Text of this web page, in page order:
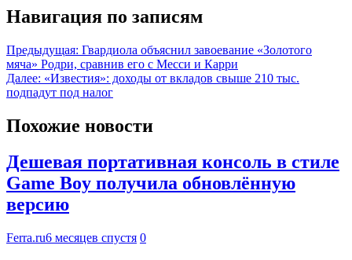
Навигация по записям
Предыдущая: Гвардиола объяснил завоевание «Золотого
мяча» Родри, сравнив его с Месси и Карри
Далее: «Известия»: доходы от вкладов свыше 210 тыс.
подпадут под налог
Похожие новости
Дешевая портативная консоль в стиле
Game Boy получила обновлённую
версию
Ferra.ru6 месяцев спустя 0